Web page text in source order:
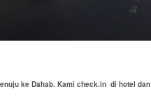
ke Dahab. Kami check.in di hotel